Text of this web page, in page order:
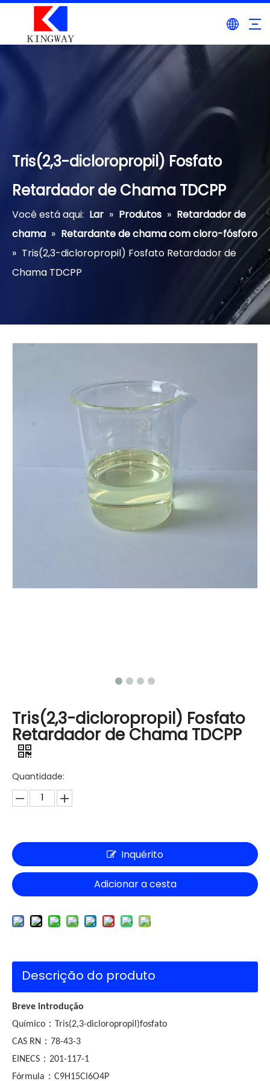
Tris(2,3-dicloropropil) Fosfato
Retardador de Chama TDCPP
Você está aqui: Lar » Produtos » Retardador de
chama » Retardante de chama com cloro-fósforo
» Tris(2,3-dicloropropil) Fosfato Retardador de
Chama TDCPP
Tris(2,3-dicloropropil) Fosfato
Retardador de Chama TDCPP
Quantidade:
Inquérito
Adicionar a cesta
Descrição do produto
Breve introdução
Químico ： Tris(2,3-dicloropropil)fosfato
CAS RN ： 78-43-3
EINECS ： 201-117-1
Fórmula ： C9H15Cl6O4P